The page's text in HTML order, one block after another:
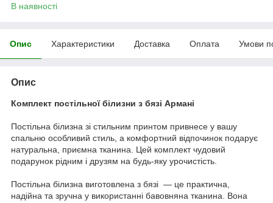
В наявності
Опис Характеристики Доставка Оплата Умови
Опис
Комплект постільної білизни з бязі Армані
Постільна білизна зі стильним принтом привнесе у вашу
спальню особливий стиль, а комфортний відпочинок подарує
натуральна, приємна тканина. Цей комплект чудовий
подарунок рідним і друзям на будь-яку урочистість.
Постільна білизна виготовлена з бязі — це практична,
надійна та зручна у використанні бавовняна тканина. Вона